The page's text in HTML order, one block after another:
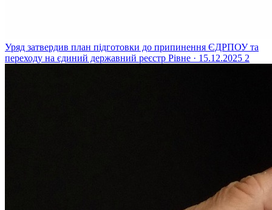
Уряд затвердив план підготовки до припинення ЄДРПОУ та
переходу на єдиний державний реєстр Рівне · 15.12.2025 2